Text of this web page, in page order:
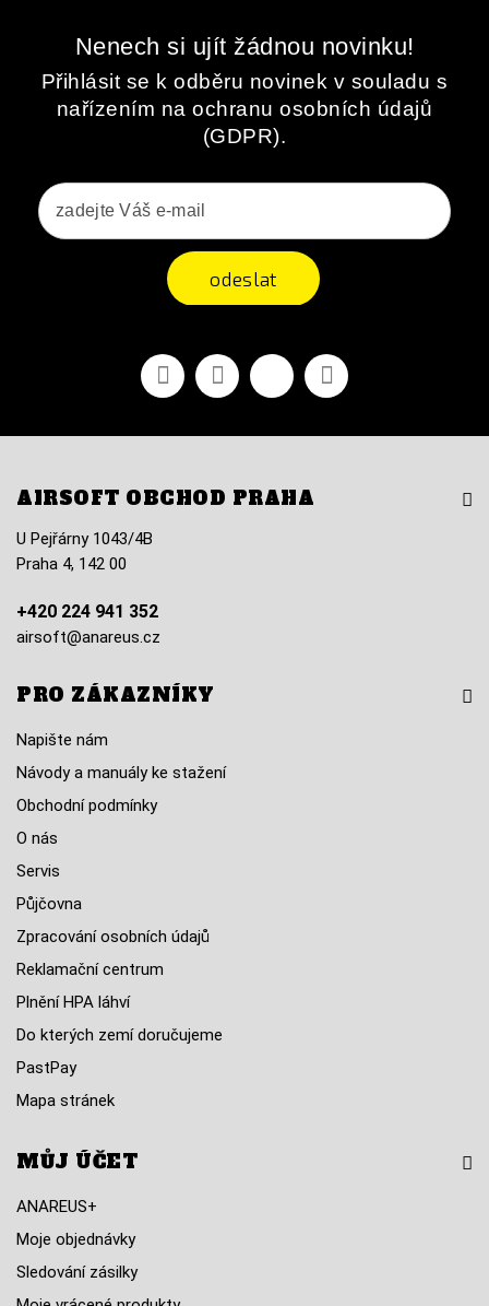
Nenech si ujít žádnou novinku!
Přihlásit se k odběru novinek v souladu s
nařízením na ochranu osobních údajů
(GDPR).
odeslat
FacebookYouTubeVimeo Instagram
AIRSOFT OBCHOD PRAHA
U Pejřárny 1043/4B
Praha 4, 142 00
+420 224 941 352
airsoft@anareus.cz
PRO ZÁKAZNÍKY
Napište nám
Návody a manuály ke stažení
Obchodní podmínky
O nás
Servis
Půjčovna
Zpracování osobních údajů
Reklamační centrum
Plnění HPA láhví
Do kterých zemí doručujeme
PastPay
Mapa stránek
MŮJ ÚČET
ANAREUS+
Moje objednávky
Sledování zásilky